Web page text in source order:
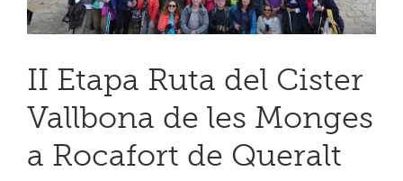
II Etapa Ruta del Cister
Vallbona de les Monges
a Rocafort de Queralt